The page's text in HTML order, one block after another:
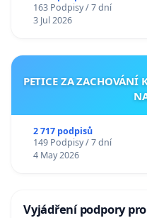
163 Podpisy / 7 dní
3 Jul 2026
PETICE ZA ZACHOVÁNÍ
2 717 podpisů
149 Podpisy / 7 dní
4 May 2026
Vyjádření podpory